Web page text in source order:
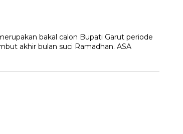
bakal calon Bupati Garut periode
akhir bulan suci Ramadhan. ASA